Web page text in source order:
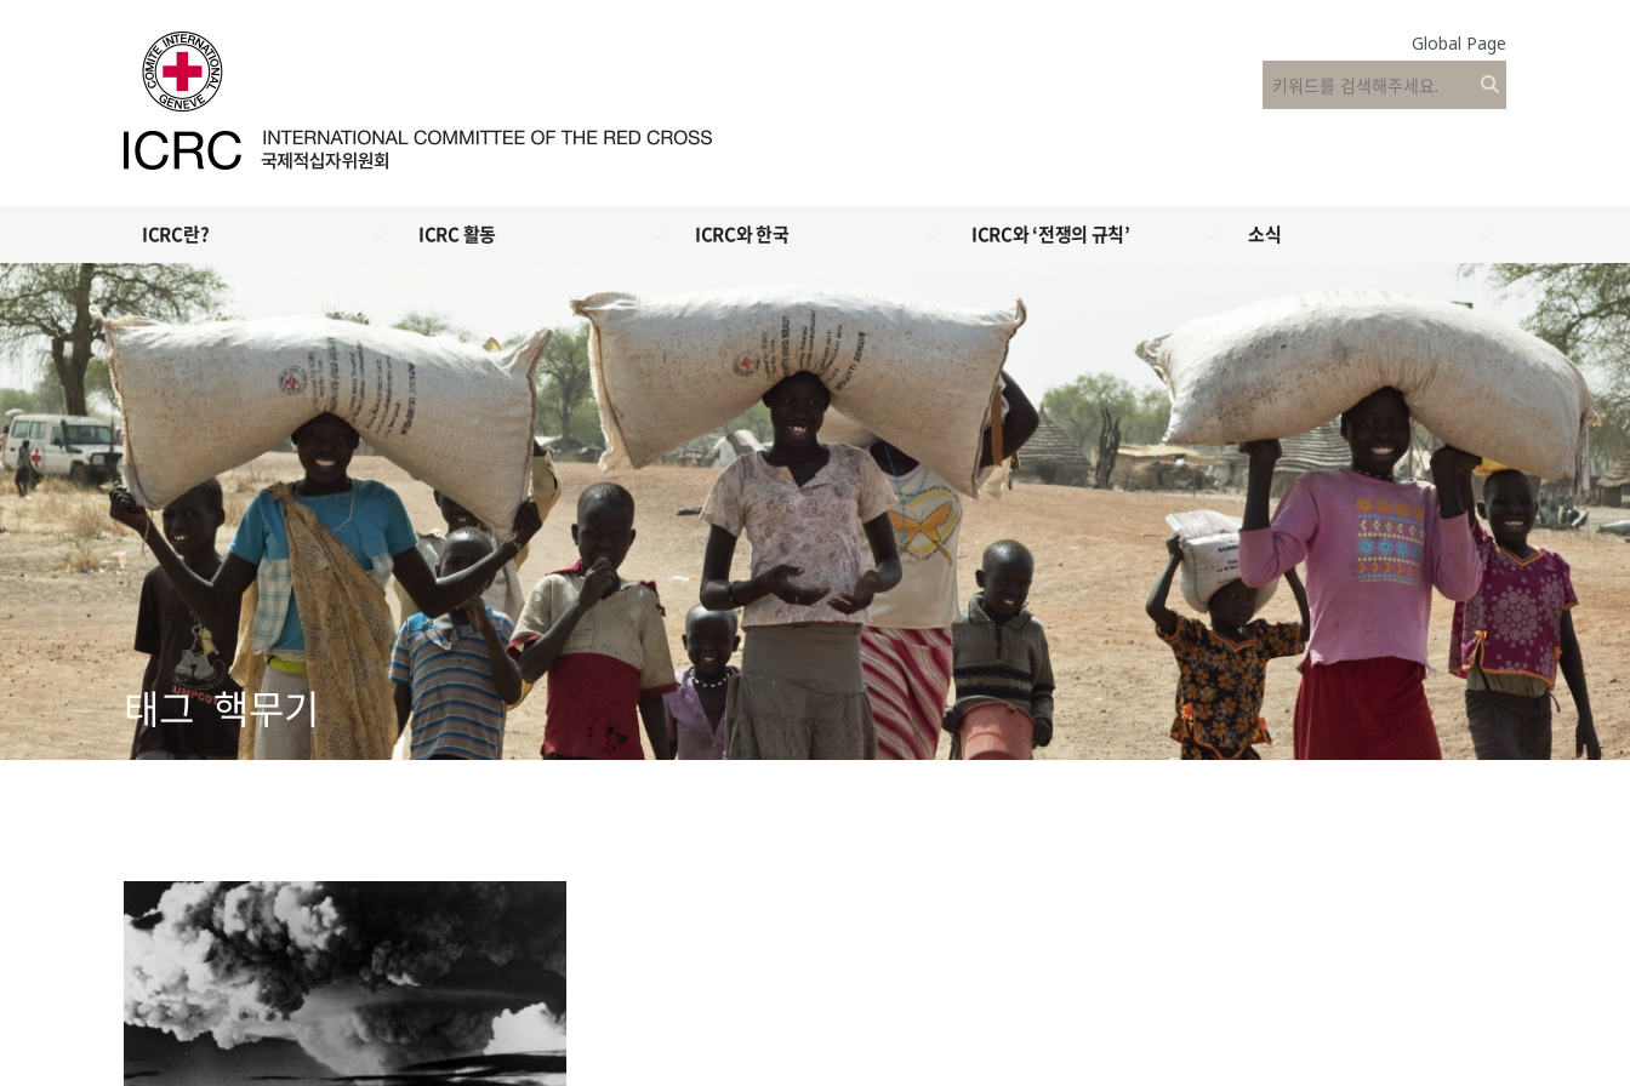
Global Page
ICRC란? ICRC 활동 ICRC와 한국 ICRC와 ‘전쟁의 규칙’ 소식
태그핵무기